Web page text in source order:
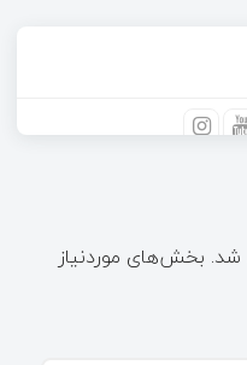
شد. بخش‌های موردنیاز